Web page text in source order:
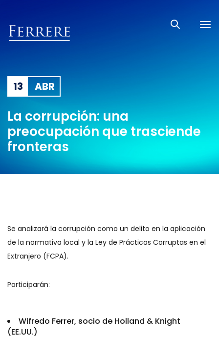
13 ABR
La corrupción: una
preocupación que trasciende
fronteras
Se analizará la corrupción como un delito en la aplicación
de la normativa local y la Ley de Prácticas Corruptas en el
Extranjero (FCPA).
Participarán:
Wifredo Ferrer, socio de Holland & Knight
(EE.UU.)